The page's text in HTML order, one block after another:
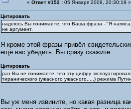
« Ответ #152 :05 Января 2009, 20:30:19 »
Цитировать
надеюсь Вы понимаете, что Ваша фраза - "Я
не аргумент.
Я кроме этой фразы привёл
ещё вас убедить. Вы сразу скажите.
Цитировать
раз Вы не понимаете, что эту цифру
тиранического (ужасного ужасного.....) режима
Вы уж меня извините, но какая разница